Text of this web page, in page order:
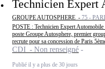
Technicien Expert
GROUPE AUTOSPHERE - 75 -
POSTE : Technicien Expert
poste Groupe Autosphere, premier
recrute pour sa concession de Paris
CDI - Non renseigné
Publié il y a plus de 30 jours